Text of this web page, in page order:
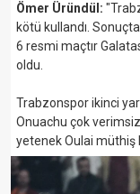
Ömer Üründül:
kötü kullandı.
6 resmi maçtır
oldu.
Trabzonspor ikinci
Onuachu çok
yetenek Oulai müthiş